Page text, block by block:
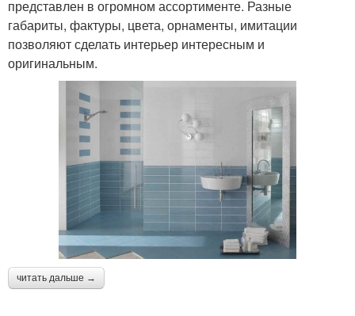
представлен в огромном ассортименте. Разные
габариты, фактуры, цвета, орнаменты, имитации
позволяют сделать интерьер интересным и
оригинальным.
читать дальше →